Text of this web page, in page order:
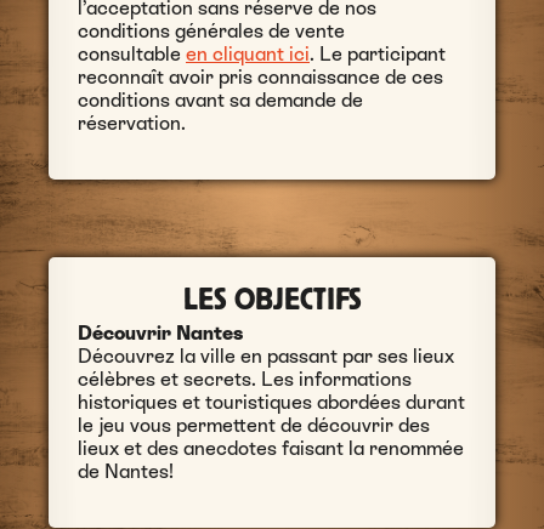
l’acceptation sans réserve de nos
conditions générales de vente
consultable en cliquant ici. Le participant
reconnaît avoir pris connaissance de ces
conditions avant sa demande de
réservation.
LES OBJECTIFS
Découvrir Nantes
Découvrez la ville en passant par ses lieux
célèbres et secrets. Les informations
historiques et touristiques abordées durant
le jeu vous permettent de découvrir des
lieux et des anecdotes faisant la renommée
de Nantes!